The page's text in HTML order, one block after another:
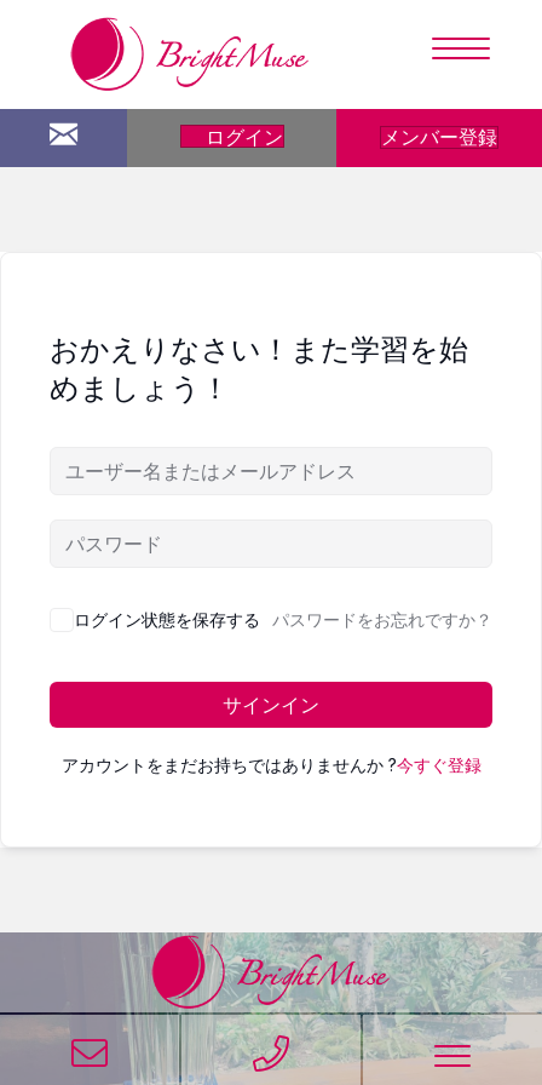
ログイン メンバー登録
おかえりなさい！また学習を始
めましょう！
ログイン状態を保存する パスワードをお忘れですか？
サインイン
アカウントをまだお持ちではありませんか ?今すぐ登録